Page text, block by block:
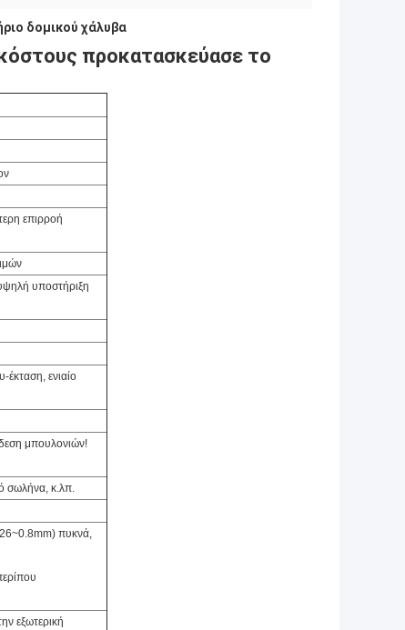
δομικού χάλυβα
προκατασκεύασε το
επιρροή
υποστήριξη
έκταση, ενιαίο
μπουλονιών!
σωλήνα, κ.λπ.
πυκνά,
εξωτερική